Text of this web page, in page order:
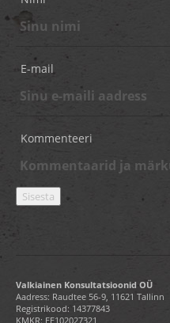
E-mail
Kommenteeri
Valkiainen Konsultatsioonid OÜ
Aadress: Raudtee 56-9, 11621 Tallinn
Registrikood: 14377843
KMKR: EE102027321